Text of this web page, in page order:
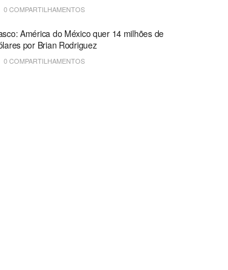
0 COMPARTILHAMENTOS
América do México quer 14 milhões de
por Brian Rodriguez
0 COMPARTILHAMENTOS